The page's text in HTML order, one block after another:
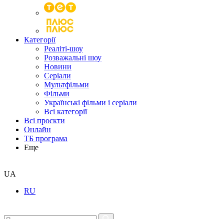
Категорії
Реаліті-шоу
Розважальні шоу
Новини
Серіали
Мультфільми
Фільми
Українські фільми і серіали
Всі категорії
Всі проєкти
Онлайн
ТБ програма
Еще
UA
RU